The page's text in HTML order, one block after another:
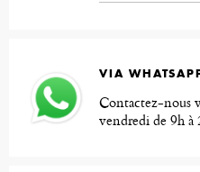
VIA
Contactez-nous
vendredi de 9h à